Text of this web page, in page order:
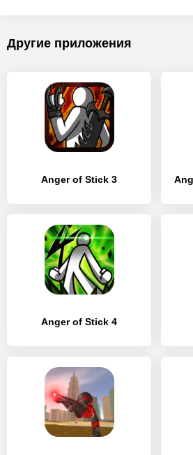
Другие приложения
Anger of Stick 3
Anger of Stick 4